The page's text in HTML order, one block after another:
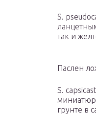
S.
так и
Паслен
S.
грунте в